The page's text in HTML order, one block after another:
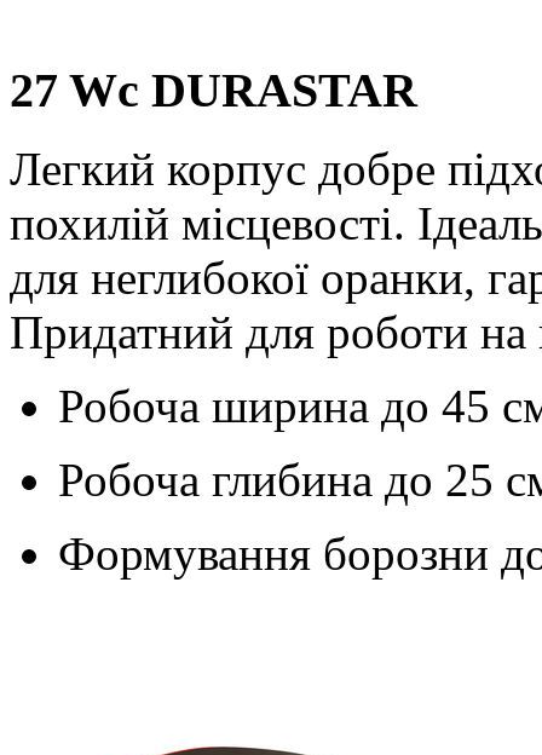
27 Wc DURASTAR
Легкий корпус добре
похилій місцевості.
для неглибокої оранки,
Придатний для роботи
Робоча ширина до 45
Робоча глибина до 25
Формування борозни